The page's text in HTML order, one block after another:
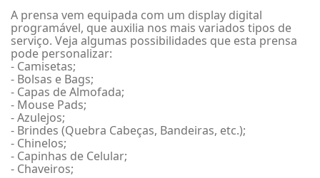
A prensa vem equipada com um display digital
programável, que auxilia nos mais variados tipos de
serviço. Veja algumas possibilidades que esta prensa
pode personalizar:
- Camisetas;
- Bolsas e Bags;
- Capas de Almofada;
- Mouse Pads;
- Azulejos;
- Brindes (Quebra Cabeças, Bandeiras, etc.);
- Chinelos;
- Capinhas de Celular;
- Chaveiros;